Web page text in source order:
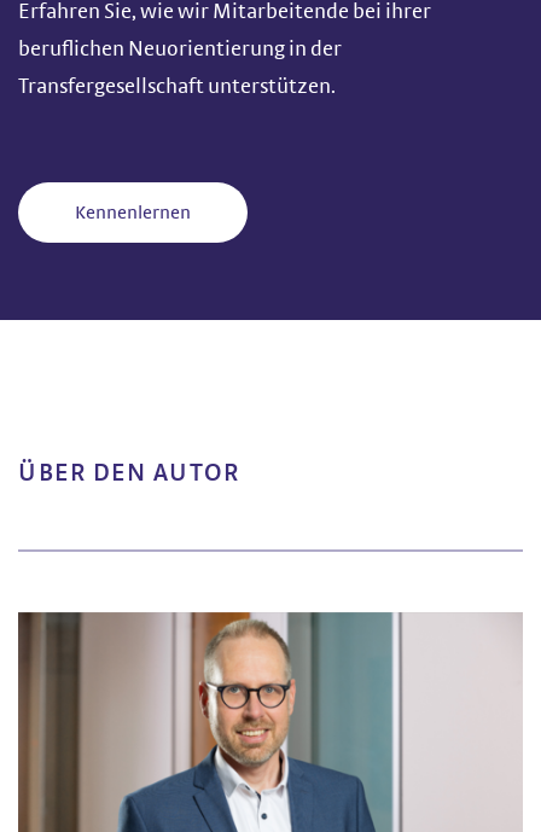
Erfahren Sie, wie wir Mitarbeitende bei ihrer
beruflichen Neuorientierung in der
Transfergesellschaft unterstützen.
Kennenlernen
ÜBER DEN AUTOR